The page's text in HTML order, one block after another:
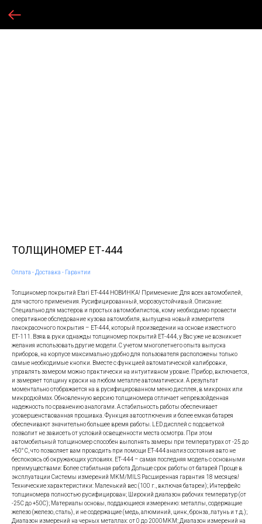
ТОЛЩИНОМЕР ЕТ-444
Оплата - Доставка - Гарантии
Толщиномер покрытий Etari ET-444 НОВИНКА! Применение: Для всех автомобилей,
для частого применения. Русифицированный, морозоустойчивый. Описание:
Специально для мастеров и простых автомобилистов, кому необходимо провести
оперативное обследование кузова автомобиля, выпущена новый измерителя
лакокрасочного покрытия – ET-444, который произведении на основе известного
ЕТ-111. Взяв в руки однажды толщиномер покрытий ЕТ-444, у Вас уже не возникнет
желания использовать другие модели. С учетом многолетнего опыта выпуска
приборов, на корпусе максимально удобно для пользователя расположены только
самые необходимые кнопки. Вместе с функцией автоматической калибровки,
управлять замером можно практически на интуитивном уровне. Прибор, включается,
и замеряет толщину краски на любом металле автоматически. А результат
моментально отображается на в русифицированном меню дисплея, в микронах или
микродюймах. Обновленную версию толщиномера отличает непревзойденная
надежность по сравнению аналогами. А стабильность работы обеспечивает
усовершенствованная прошивка. Функция автоотлючения и более емкая батарея
обеспечивают значительно большее время работы. LED дисплей с подсветкой
позволит не зависеть от условий освещенности места осмотра. При этом
автомобильный толщиномер способен выполнять замеры при температурах от -25 до
+50° С, что позволяет вам проводить при помощи ET-444 анализ состояния авто не
беспокоясь об окружающих условиях. ЕТ-444 – самая последняя модель с основными
преимуществами: Более стабильная работа Дольше срок работы от батарей Проще в
эксплуатации Системы измерений MKM/MILS Расширенная гарантия 18 месяцев!
Технические характеристики: Маленький вес (100 г., включая батареи); Интерфейс
толщиномера полностью русифицирован; Широкий диапазон рабочих температур (от
-25С до +50С); Материалы основы, поддающиеся измерению: металлы, содержащие
железо (железо, сталь), и не содержащие (медь, алюминий, цинк, бронза, латунь и т.д.);
Диапазон измерений на черных металлах: от 0 до 2000MKM; Диапазон измерений на